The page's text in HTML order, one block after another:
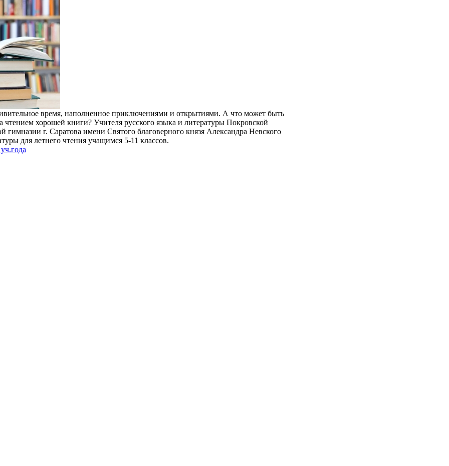
время, наполненное приключениями и открытиями. А что может быть
чтением хорошей книги? Учителя русского языка и литературы Покровской
гимназии г. Саратова имени Святого благоверного князя Александра Невского
для летнего чтения учащимся 5-11 классов.